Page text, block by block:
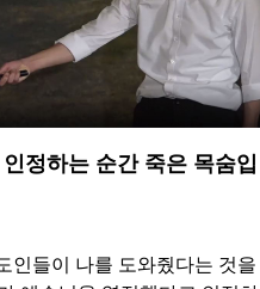
정하는 순간 죽은 목숨입
인들이 나를 도와줬다는 것을